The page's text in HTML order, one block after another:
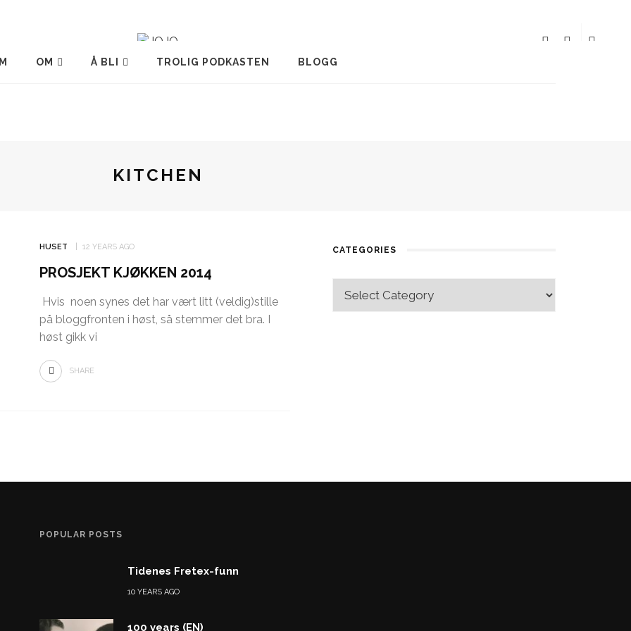
OM Å BLI TROLIG PODKASTEN BLOGG
KITCHEN
HUSET 12 YEARS AGO
PROSJEKT KJØKKEN 2014
Hvis noen synes det har vært litt (veldig)stille
på bloggfronten i høst, så stemmer det bra. I
høst gikk vi
SHARE
CATEGORIES
POPULAR POSTS
Tidenes Fretex-funn
10 YEARS AGO
100 years (EN)